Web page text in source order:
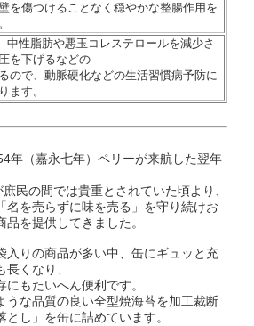
を傷つけることなく穏やかな整腸作用を
中性脂肪や悪玉コレステロールを減少さ
を下げるなどの
ので、 動脈硬化などの生活習慣病予防に
ます。
年（嘉永七年）ペリーが来航した翌年
民の間では貴重とされていた頃より、
名を売らずに味を売る」を守り続けお
を提供してきました。
入りの商品が多い中、缶にギュッと充
くなり、
もたいへん便利です。
うな品質の良い全型焼海苔を加工裁断
し」を缶に詰めています。